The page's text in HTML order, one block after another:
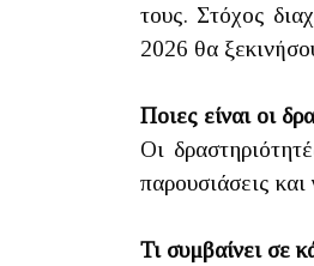
τους. Στόχος
2026 θα
Ποιες είναι οι
Οι
παρουσιάσεις
Τι συμβαίνει σε